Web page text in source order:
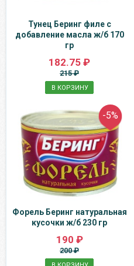
Тунец Беринг филе с
добавление масла ж/б 170
гр
182.75 ₽
215 ₽
В КОРЗИНУ
-5%
Форель Беринг натуральная
кусочки ж/б 230 гр
190 ₽
200 ₽